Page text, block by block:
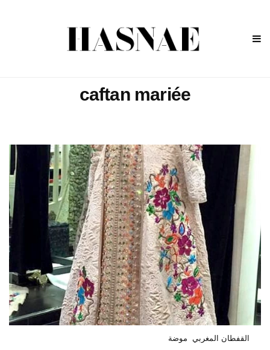
caftan mariée
القفطان المغربي موضة